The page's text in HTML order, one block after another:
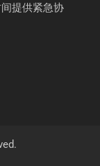
提供紧急协